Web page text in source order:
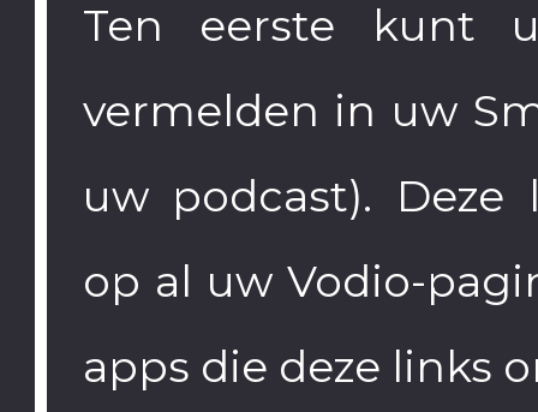
Ten eerste kunt
vermelden in uw
uw podcast). Deze
op al uw Vodio-
apps die deze links